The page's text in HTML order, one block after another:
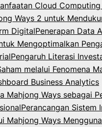
Cloud
Ways 2 untuk
DigitalPenerapan Data
Mengoptimalkan
Pengaruh Literasi
melalui Fenomena
Business Analytics
Mahjong Ways sebagai
Perancangan Sistem
Mahjong Ways